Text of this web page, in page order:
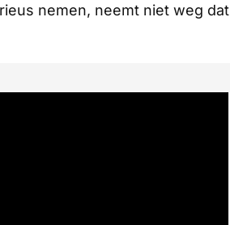
nemen, neemt niet weg dat